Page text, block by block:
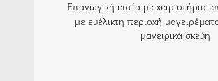
Επαγωγική εστία με χειριστήρια
με ευέλικτη περιοχή
μαγειρικά σκεύη